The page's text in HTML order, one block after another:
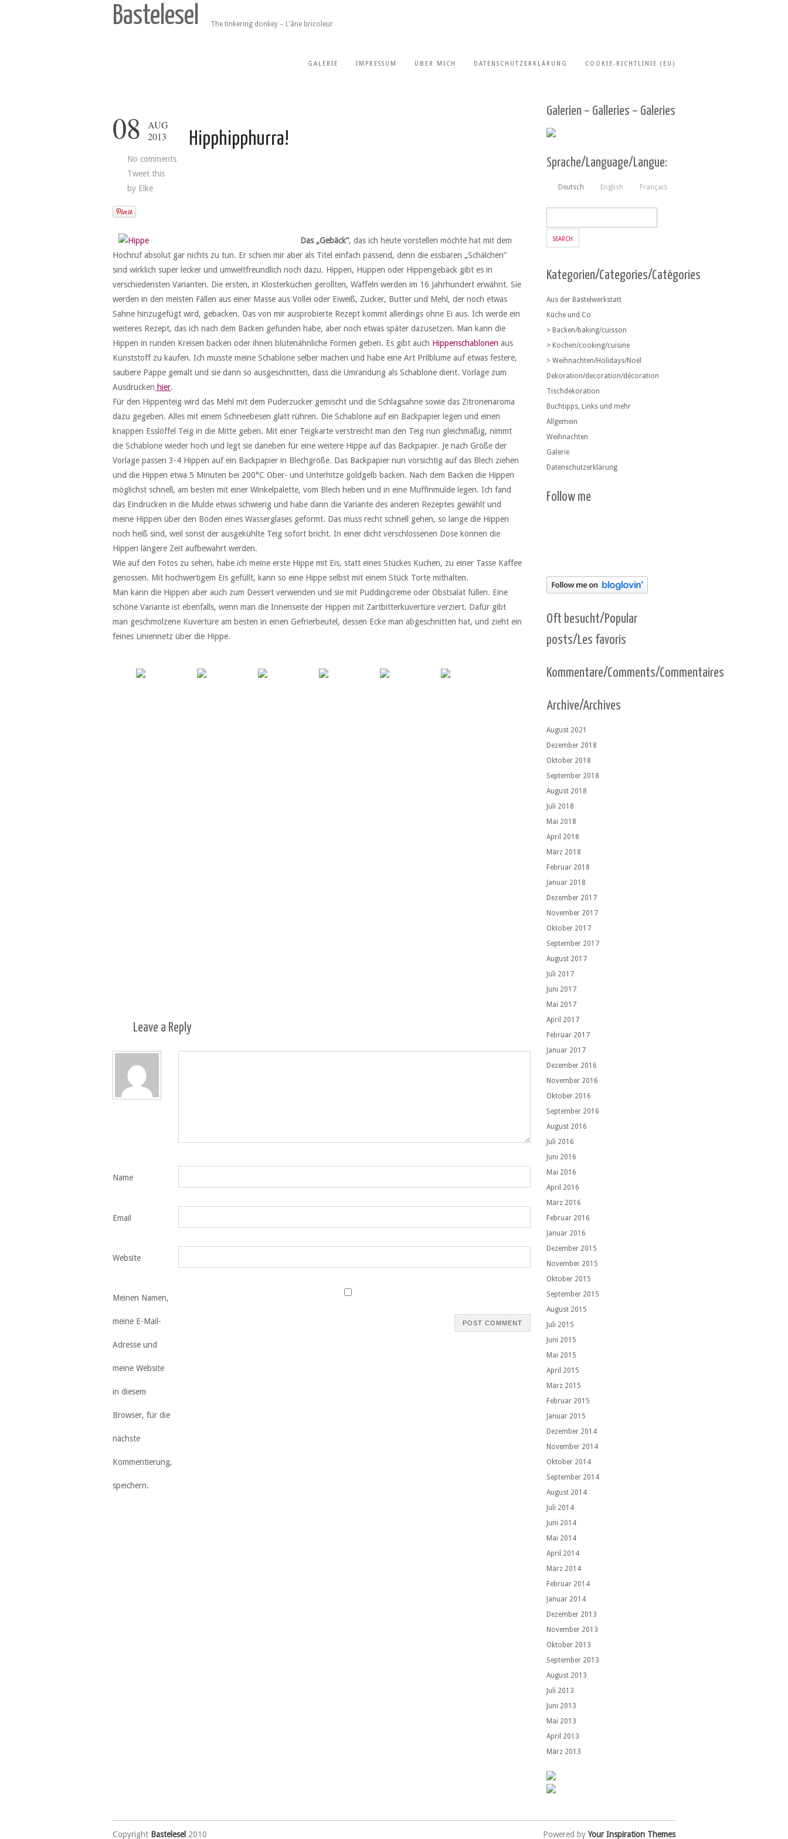
Bastelesel The tinkering donkey – L'âne bricoleur
GALERIE IMPRESSUM ÜBER MICH DATENSCHUTZERKLÄRUNG COOKIE-RICHTLINIE (EU)
08
AUG
2013
No comments
Tweet this
by Elke
Hipphipphurra!
Das „Gebäck“, das ich heute vorstellen möchte hat mit dem
Hochruf absolut gar nichts zu tun. Er schien mir aber als Titel einfach passend, denn die essbaren „Schälchen“
sind wirklich super lecker und umweltfreundlich noch dazu. Hippen, Hüppen oder Hippengebäck gibt es in
verschiedensten Varianten. Die ersten, in Klosterküchen gerollten, Waffeln werden im 16 Jahrhundert erwähnt. Sie
werden in den meisten Fällen aus einer Masse aus Vollei oder Eiweiß, Zucker, Butter und Mehl, der noch etwas
Sahne hinzugefügt wird, gebacken. Das von mir ausprobierte Rezept kommt allerdings ohne Ei aus. Ich werde ein
weiteres Rezept, das ich nach dem Backen gefunden habe, aber noch etwas später dazusetzen. Man kann die
Hippen in runden Kreisen backen oder ihnen blütenähnliche Formen geben. Es gibt auch Hippenschablonen aus
Kunststoff zu kaufen. Ich musste meine Schablone selber machen und habe eine Art Prilblume auf etwas festere,
saubere Pappe gemalt und sie dann so ausgeschnitten, dass die Umrandung als Schablone dient. Vorlage zum
Ausdrucken hier.
Für den Hippenteig wird das Mehl mit dem Puderzucker gemischt und die Schlagsahne sowie das Zitronenaroma
dazu gegeben. Alles mit einem Schneebesen glatt rühren. Die Schablone auf ein Backpapier legen und einen
knappen Esslöffel Teig in die Mitte geben. Mit einer Teigkarte verstreicht man den Teig nun gleichmäßig, nimmt
die Schablone wieder hoch und legt sie daneben für eine weitere Hippe auf das Backpapier. Je nach Größe der
Vorlage passen 3-4 Hippen auf ein Backpapier in Blechgröße. Das Backpapier nun vorsichtig auf das Blech ziehen
und die Hippen etwa 5 Minuten bei 200°C Ober- und Unterhitze goldgelb backen. Nach dem Backen die Hippen
möglichst schnell, am besten mit einer Winkelpalette, vom Blech heben und in eine Muffinmulde legen. Ich fand
das Eindrücken in die Mulde etwas schwierig und habe dann die Variante des anderen Rezeptes gewählt und
meine Hippen über den Boden eines Wasserglases geformt. Das muss recht schnell gehen, so lange die Hippen
noch heiß sind, weil sonst der ausgekühlte Teig sofort bricht. In einer dicht verschlossenen Dose können die
Hippen längere Zeit aufbewahrt werden.
Wie auf den Fotos zu sehen, habe ich meine erste Hippe mit Eis, statt eines Stückes Kuchen, zu einer Tasse Kaffee
genossen. Mit hochwertigem Eis gefüllt, kann so eine Hippe selbst mit einem Stück Torte mithalten.
Man kann die Hippen aber auch zum Dessert verwenden und sie mit Puddingcreme oder Obstsalat füllen. Eine
schöne Variante ist ebenfalls, wenn man die Innenseite der Hippen mit Zartbitterkuvertüre verziert. Dafür gibt
man geschmolzene Kuvertüre am besten in einen Gefrierbeutel, dessen Ecke man abgeschnitten hat, und zieht ein
feines Liniennetz über die Hippe.
Leave a Reply
Name
Email
Website
Meinen Namen,
meine E-Mail-
Adresse und
meine Website
in diesem
Browser, für die
nächste
Kommentierung,
speichern.
Galerien – Galleries – Galeries
Sprache/Language/Langue:
Deutsch English Français
Kategorien/Categories/Catégories
Aus der Bastelwerkstatt
Küche und Co
> Backen/baking/cuisson
> Kochen/cooking/cuisine
> Weihnachten/Holidays/Noël
Dekoration/decoration/décoration
Tischdekoration
Buchtipps, Links und mehr
Allgemein
Weihnachten
Galerie
Datenschutzerklärung
Follow me
Oft besucht/Popular
posts/Les favoris
Kommentare/Comments/Commentaires
Archive/Archives
August 2021
Dezember 2018
Oktober 2018
September 2018
August 2018
Juli 2018
Mai 2018
April 2018
März 2018
Februar 2018
Januar 2018
Dezember 2017
November 2017
Oktober 2017
September 2017
August 2017
Juli 2017
Juni 2017
Mai 2017
April 2017
Februar 2017
Januar 2017
Dezember 2016
November 2016
Oktober 2016
September 2016
August 2016
Juli 2016
Juni 2016
Mai 2016
April 2016
März 2016
Februar 2016
Januar 2016
Dezember 2015
November 2015
Oktober 2015
September 2015
August 2015
Juli 2015
Juni 2015
Mai 2015
April 2015
März 2015
Februar 2015
Januar 2015
Dezember 2014
November 2014
Oktober 2014
September 2014
August 2014
Juli 2014
Juni 2014
Mai 2014
April 2014
März 2014
Februar 2014
Januar 2014
Dezember 2013
November 2013
Oktober 2013
September 2013
August 2013
Juli 2013
Juni 2013
Mai 2013
April 2013
März 2013
Copyright Bastelesel 2010 Powered byYour Inspiration Themes